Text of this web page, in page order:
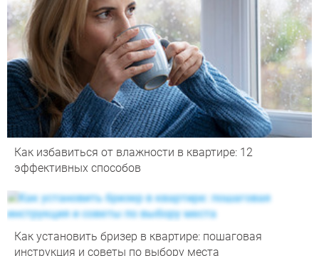
Как избавиться от влажности в квартире: 12
эффективных способов
Как установить бризер в квартире: пошаговая
инструкция и советы по выбору места